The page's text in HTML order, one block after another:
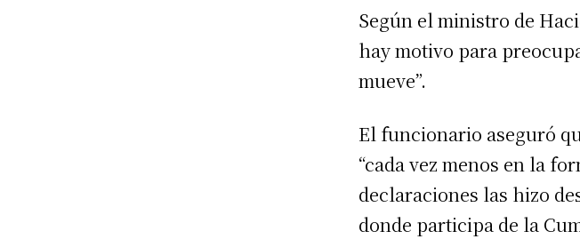
Según el ministro de
hay motivo para
mueve”.
El funcionario aseguró
“cada vez menos en la
declaraciones las hizo
donde participa de la